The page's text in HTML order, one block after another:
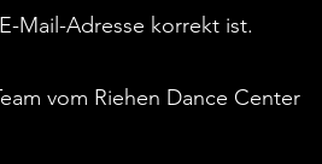
Mail-Adresse korrekt ist.
vom Riehen Dance Center